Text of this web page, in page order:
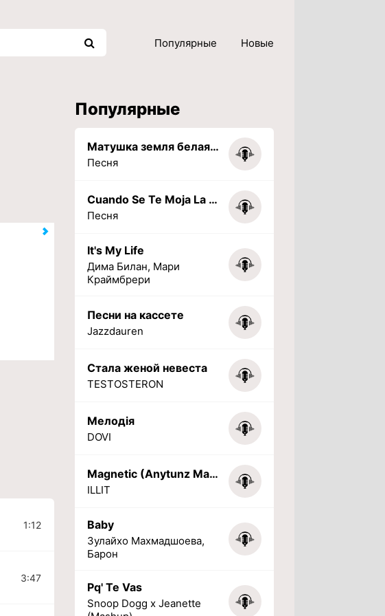
Популярные Новые
1:12
3:47
Популярные
Матушка земля белая березонька
Песня
Cuando Se Te Moja La Tarea (PHONK) (Slowed + Reverbed)
Песня
It's My Life
Дима Билан, Мари
Краймбрери
Песни на кассете
Jazzdauren
Стала женой невеста
TESTOSTERON
Мелодія
DOVI
Magnetic (Anytunz Marimba Ringtone)
ILLIT
Baby
Зулайхо Махмадшоева,
Барон
Pq' Te Vas
Snoop Dogg x Jeanette